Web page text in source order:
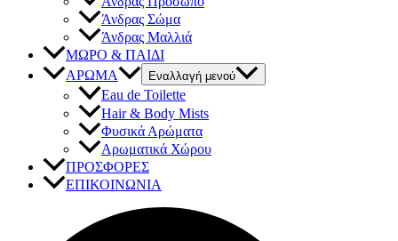
Άνδρας Σώμα
Άνδρας Μαλλιά
ΜΩΡΟ & ΠΑΙΔΙ
ΑΡΩΜΑ
Εναλλαγή μενού
Eau de Toilette
Hair & Body Mists
Φυσικά Αρώματα
Αρωματικά Χώρου
ΠΡΟΣΦΟΡΕΣ
ΕΠΙΚΟΙΝΩΝΙΑ